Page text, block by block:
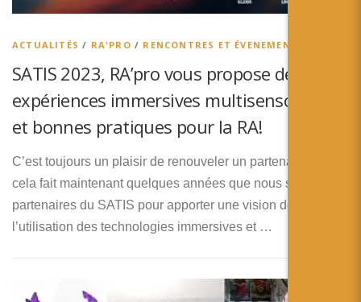
Español
ACTUALITÉS / RA'PRO / RENCONTRES ET ÉVENEMENTS
SATIS 2023, RA’pro vous propose de parler
expériences immersives multisensorielles
et bonnes pratiques pour la RA!
C’est toujours un plaisir de renouveler un partenariat et
cela fait maintenant quelques années que nous sommes
partenaires du SATIS pour apporter une vision de
l’utilisation des technologies immersives et …